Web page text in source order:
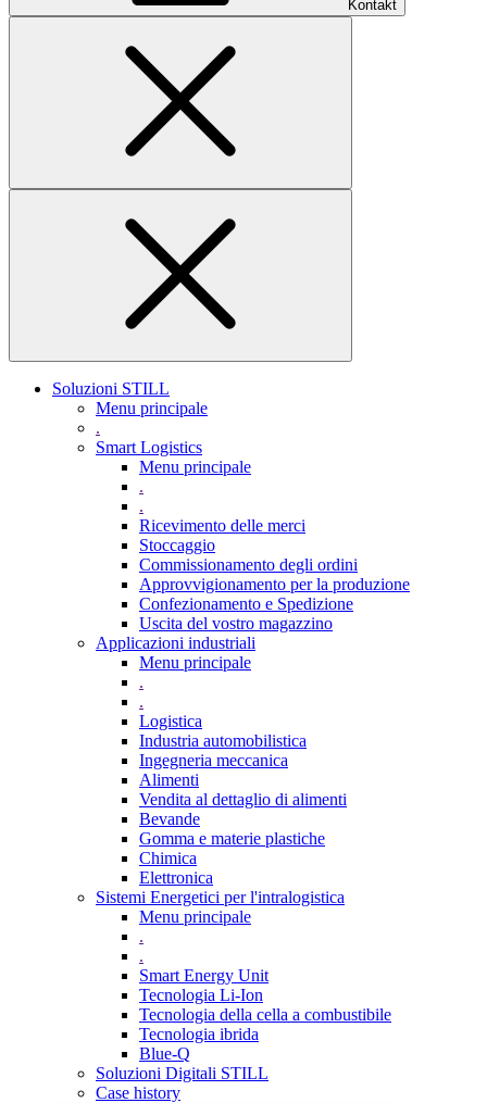
Kontakt
Soluzioni STILL
Menu principale
.
Smart Logistics
Menu principale
.
.
Ricevimento delle merci
Stoccaggio
Commissionamento degli ordini
Approvvigionamento per la produzione
Confezionamento e Spedizione
Uscita del vostro magazzino
Applicazioni industriali
Menu principale
.
.
Logistica
Industria automobilistica
Ingegneria meccanica
Alimenti
Vendita al dettaglio di alimenti
Bevande
Gomma e materie plastiche
Chimica
Elettronica
Sistemi Energetici per l'intralogistica
Menu principale
.
.
Smart Energy Unit
Tecnologia Li-Ion
Tecnologia della cella a combustibile
Tecnologia ibrida
Blue-Q
Soluzioni Digitali STILL
Case history